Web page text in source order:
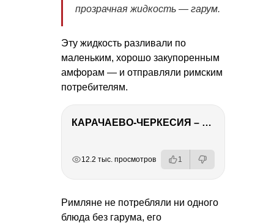
прозрачная жидкость — гарум.
Эту жидкость разливали по
маленьким, хорошо закупоренным
амфорам — и отправляли римским
потребителям.
КАРАЧАЕВО-ЧЕРКЕСИЯ – ПУТЕШЕСТВИЕ НА КАВКАЗ часть 2
12.2 тыс. просмотров 1
Римляне не потребляли ни одного
блюда без гарума, его